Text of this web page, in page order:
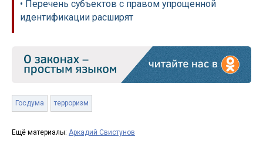
• Перечень субъектов с правом упрощенной
идентификации расширят
Госдума терроризм
Ещё материалы: Аркадий Свистунов